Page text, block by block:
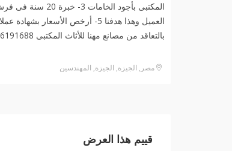
بالتعاقد من مصانع مهنا للأثاث المكتبى 01006191688 تليفونيا أو واتساب️
مصر, الجيزة, الجيزة, المهندسين
قييم هذا العرض